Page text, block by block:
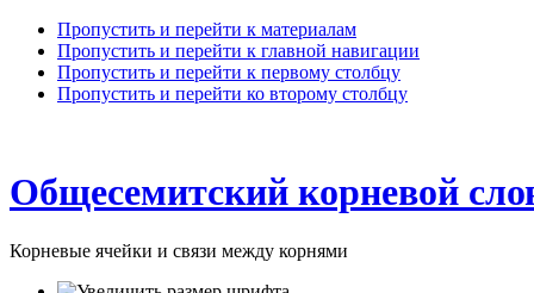
Пропустить и перейти к материалам
Пропустить и перейти к главной навигации
Пропустить и перейти к первому столбцу
Пропустить и перейти ко второму столбцу
Общесемитский корневой
Корневые ячейки и связи между корнями